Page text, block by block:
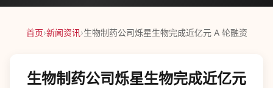
首页›新闻资讯›生物制药公司烁星生物完成近亿元 A 轮融资
生物制药公司烁星生物完成近亿元